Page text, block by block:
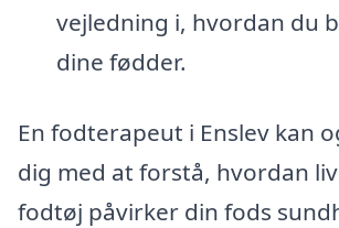
vejledning i, hvordan du
dine fødder.
En fodterapeut i Enslev kan
dig med at forstå, hvordan
fodtøj påvirker din fods